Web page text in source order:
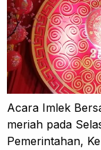
Acara Imlek
meriah pada
Pemerintahan,